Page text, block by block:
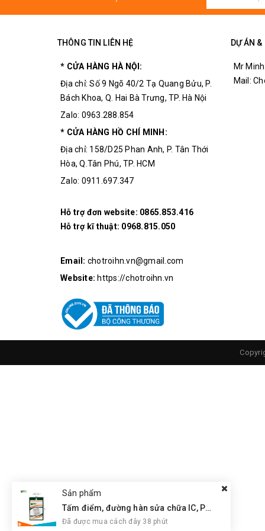
THÔNG TIN LIÊN HỆ
* CỬA HÀNG HÀ NỘI:
Địa chỉ: Số 9 Ngõ 40/2 Tạ Quang Bửu, P.
Bách Khoa, Q. Hai Bà Trưng, TP. Hà Nội
Zalo: 0963.288.854
* CỬA HÀNG HỒ CHÍ MINH:
Địa chỉ: 158/D25 Phan Anh, P. Tân Thới
Hòa, Q.Tân Phú, TP. HCM
Zalo: 0911.697.347
Hỗ trợ đơn website: 0865.853.416
Hỗ trợ kĩ thuật: 0968.815.050
Email: chotroihn.vn@gmail.com
Website: https://chotroihn.vn
DỰ ÁN &
Mr
Mail:
Sản phẩm
Tấm điểm, đường hàn sửa chữa IC, PCB, Cảm Ứng BGA, Vân Tay Điện Thoại, Pad - Best 28 x 28mm
Đã được mua cách đây 38 phút